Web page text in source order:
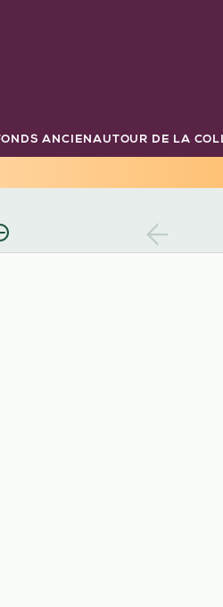
ANCIENAUTOUR DE LA